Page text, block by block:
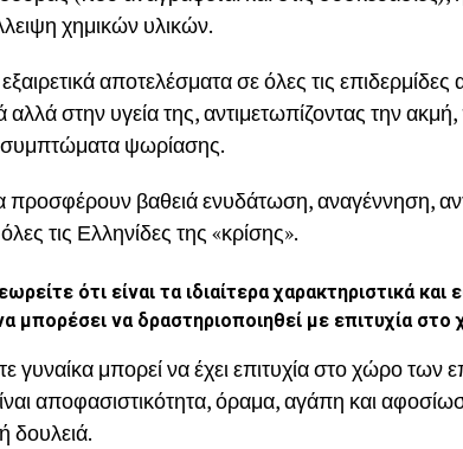
χημικών υλικών.
αποτελέσματα σε όλες τις επιδερμίδες
στην υγεία της, αντιμετωπίζοντας την
συμπτώματα ψωρίασης.
βαθειά ενυδάτωση, αναγέννηση,
τις Ελληνίδες της «κρίσης».
ότι είναι τα ιδιαίτερα χαρακτηριστικά
μπορέσει να δραστηριοποιηθεί με επιτυχία
γυναίκα μπορεί να έχει επιτυχία στο χώρο των
αποφασιστικότητα, όραμα, αγάπη και
δουλειά.